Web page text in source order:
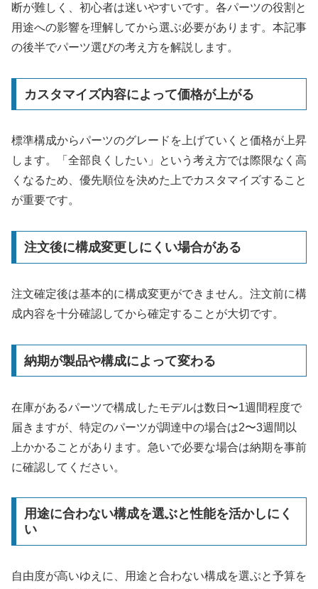
断が難しく、初心者は迷いやすいです。各パーツの役割と
用途への影響を理解してから選ぶ必要があります。本記事
の後半でパーツ選びの考え方を解説します。
カスタマイズ内容によって価格が上がる
標準構成からパーツのグレードを上げていくと価格が上昇
します。「全部良くしたい」という考え方では際限なく高
くなるため、優先順位を決めた上でカスタマイズすること
が重要です。
注文後に構成変更しにくい場合がある
注文確定後は基本的に構成変更ができません。注文前に構
成内容を十分確認してから確定することが大切です。
納期が製品や構成によって変わる
在庫があるパーツで構成したモデルは数日〜1週間程度で
届きますが、特定のパーツが調達中の場合は2〜3週間以
上かかることがあります。急いで必要な場合は納期を事前
に確認してください。
用途に合わない構成を選ぶと性能を活かしにく
い
自由度が高いゆえに、用途と合わない構成を選ぶと予算を